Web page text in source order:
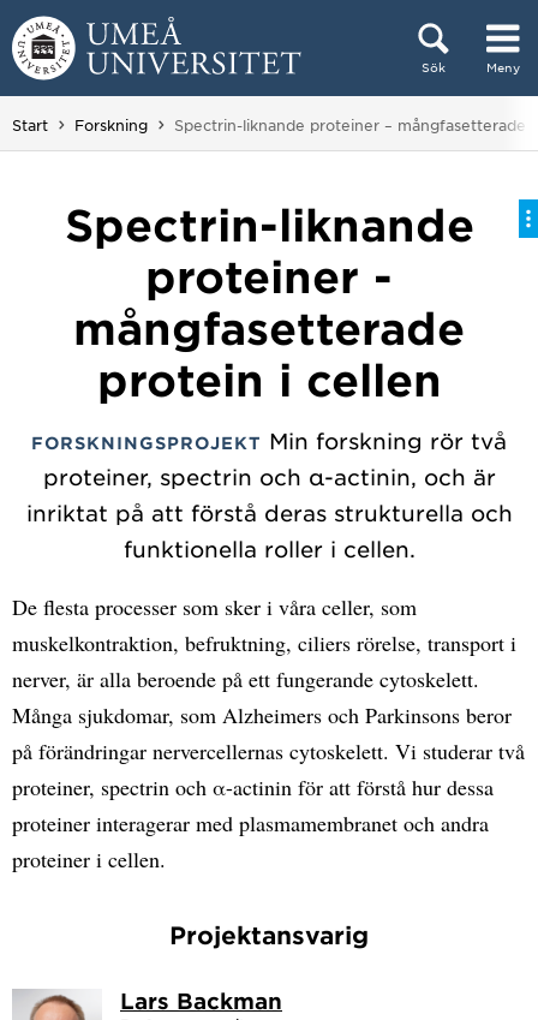
Hoppa direkt till innehållet
Sök Meny
Huvudmenyn dold.
Start Forskning Du är här:
Spectrin-liknande proteiner – mångfasetterade
Spectrin-liknande
proteiner -
mångfasetterade
protein i cellen
FORSKNINGSPROJEKT Min forskning rör två
proteiner, spectrin och α-actinin, och är
inriktat på att förstå deras strukturella och
funktionella roller i cellen.
De flesta processer som sker i våra celler, som
muskelkontraktion, befruktning, ciliers rörelse, transport i
nerver, är alla beroende på ett fungerande cytoskelett.
Många sjukdomar, som Alzheimers och Parkinsons beror
på förändringar nervercellernas cytoskelett. Vi studerar två
proteiner, spectrin och α-actinin för att förstå hur dessa
proteiner interagerar med plasmamembranet och andra
proteiner i cellen.
Projektansvarig
Lars Backman